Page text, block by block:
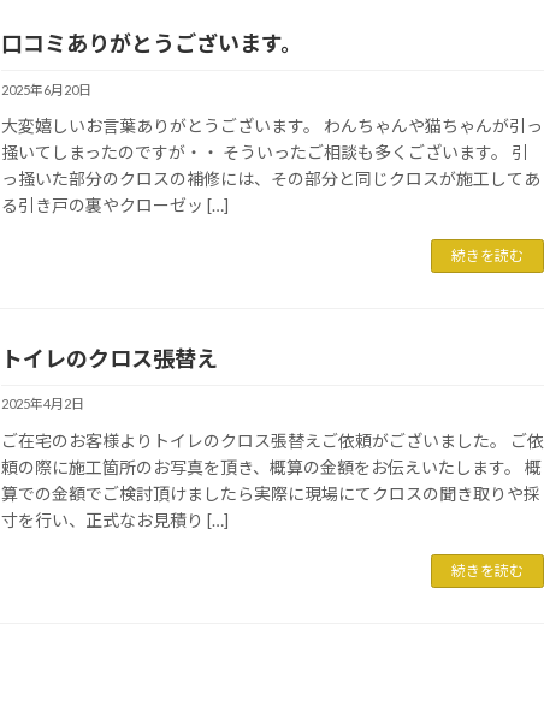
口コミありがとうございます。
2025年6月20日
大変嬉しいお言葉ありがとうございます。 わんちゃんや猫ちゃんが引っ
掻いてしまったのですが・・ そういったご相談も多くございます。 引
っ掻いた部分のクロスの補修には、その部分と同じクロスが施工してあ
る引き戸の裏やクローゼッ […]
続きを読む
トイレのクロス張替え
2025年4月2日
ご在宅のお客様よりトイレのクロス張替えご依頼がございました。 ご依
頼の際に施工箇所のお写真を頂き、概算の金額をお伝えいたします。 概
算での金額でご検討頂けましたら実際に現場にてクロスの聞き取りや採
寸を行い、正式なお見積り […]
続きを読む